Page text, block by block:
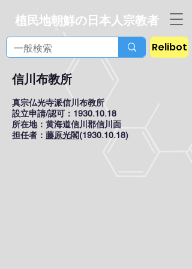
植民地朝鮮の日本人宗教者
Relibot
信川布教所
真宗仏光寺派信川布教所
設立申請/認可：1930.10.18
所在地：黄海道信川郡信川面
担任者： 藤原光閣(1930.10.18)